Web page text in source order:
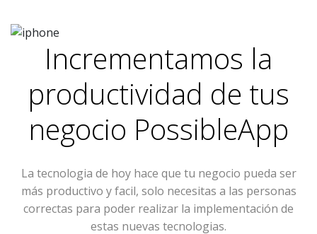
Incrementamos la
productividad de tus
negocio PossibleApp
La tecnologia de hoy hace que tu negocio pueda ser
más productivo y facil, solo necesitas a las personas
correctas para poder realizar la implementación de
estas nuevas tecnologias.